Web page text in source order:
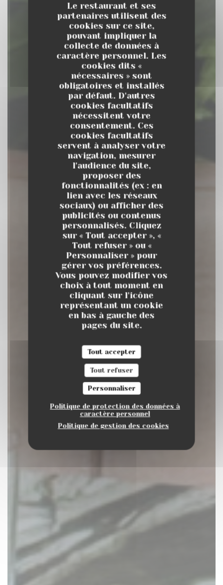
Le restaurant et ses
partenaires utilisent des
cookies sur ce site,
pouvant impliquer la
collecte de données à
caractère personnel. Les
cookies dits «
nécessaires » sont
obligatoires et installés
par défaut. D'autres
cookies facultatifs
nécessitent votre
consentement. Ces
cookies facultatifs
servent à analyser votre
navigation, mesurer
l'audience du site,
proposer des
fonctionnalités (ex : en
lien avec les réseaux
sociaux) ou afficher des
publicités ou contenus
personnalisés. Cliquez
sur « Tout accepter », «
Tout refuser » ou «
Personnaliser » pour
gérer vos préférences.
Vous pouvez modifier vos
choix à tout moment en
cliquant sur l'icône
représentant un cookie
en bas à gauche des
pages du site.
Tout accepter
Tout refuser
Personnaliser
Politique de protection des données à
caractère personnel
Politique de gestion des cookies
Jaja
BRUNCH|RUEIL-MALMAISON
RÉSERVER